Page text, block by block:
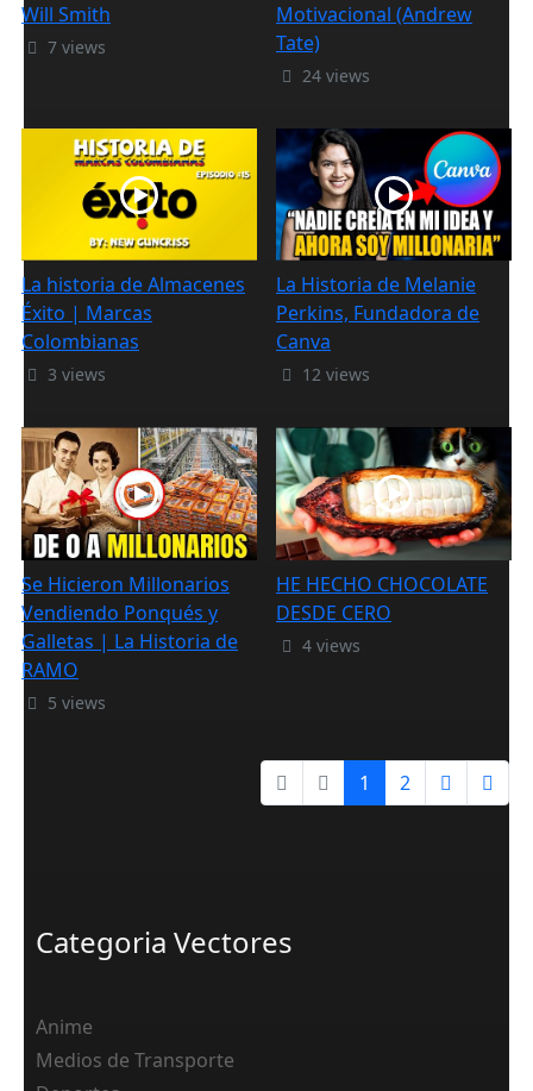
Will Smith
7 views
Motivacional (Andrew
Tate)
24 views
La historia de Almacenes
Éxito | Marcas
Colombianas
3 views
La Historia de Melanie
Perkins, Fundadora de
Canva
12 views
Se Hicieron Millonarios
Vendiendo Ponqués y
Galletas | La Historia de
RAMO
5 views
HE HECHO CHOCOLATE
DESDE CERO
4 views
1 2
Categoria Vectores
Anime
Medios de Transporte